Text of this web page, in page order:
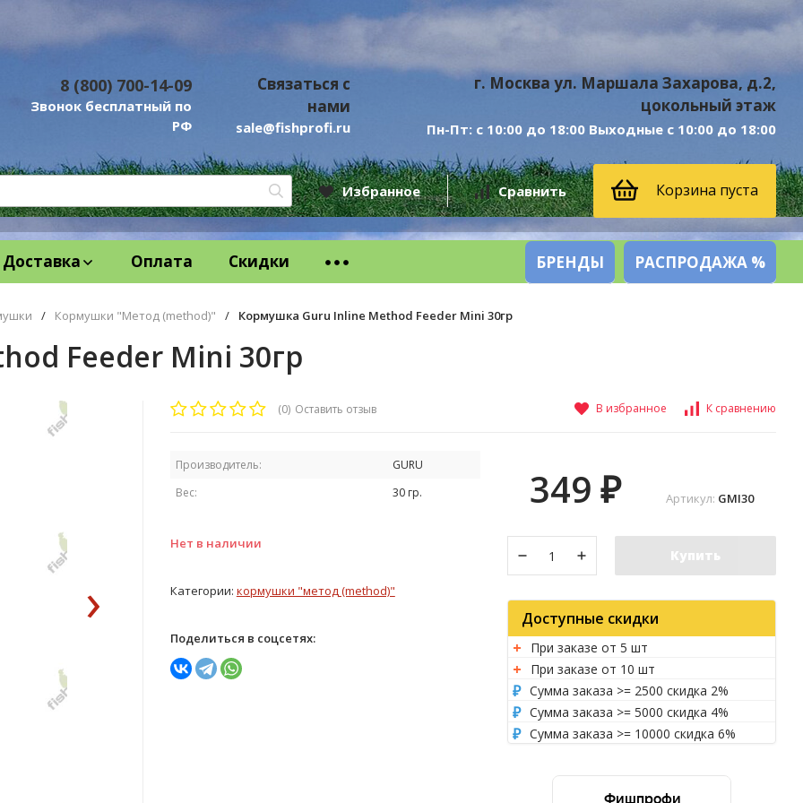
8 (800) 700-14-09
Звонок бесплатный по
РФ
Связаться с
нами
sale@fishprofi.ru
г. Москва ул. Маршала Захарова, д.2,
цокольный этаж
Пн-Пт: с 10:00 до 18:00 Выходные с 10:00 до 18:00
Избранное Сравнить Корзина пуста
Доставка Оплата Скидки БРЕНДЫ РАСПРОДАЖА %
/ Кормушки "Метод (method)" / Кормушка Guru Inline Method Feeder Mini 30гр
Feeder Mini 30гр
›
(0) Оставить отзыв В избранное К сравнению
Производитель:
GURU
Вес:
30 гр.
Нет в наличии
Категории: кормушки "метод (method)"
Поделиться в соцсетях:
Артикул: GMI30
349 ₽
Купить
Доступные скидки
При заказе от 5 шт
При заказе от 10 шт
Сумма заказа >= 2500 скидка 2%
Сумма заказа >= 5000 скидка 4%
Сумма заказа >= 10000 скидка 6%